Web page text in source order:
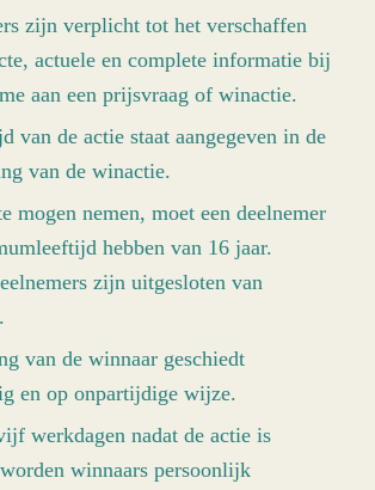
zijn verplicht tot het verschaffen
actuele en complete informatie bij
aan een prijsvraag of winactie.
van de actie staat aangegeven in de
van de winactie.
mogen nemen, moet een deelnemer
hebben van 16 jaar.
zijn uitgesloten van
van de winnaar geschiedt
en op onpartijdige wijze.
werkdagen nadat de actie is
winnaars persoonlijk